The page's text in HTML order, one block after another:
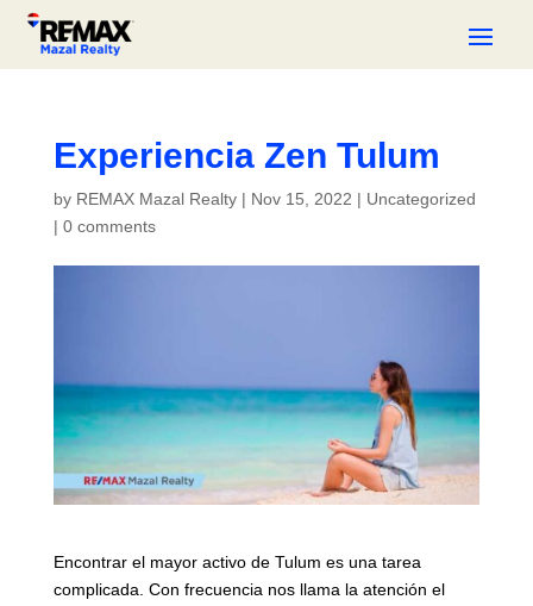
Experiencia Zen Tulum
by REMAX Mazal Realty| Nov 15, 2022 | Uncategorized
| 0 comments
Encontrar el mayor activo de Tulum es una tarea
complicada. Con frecuencia nos llama la atención el